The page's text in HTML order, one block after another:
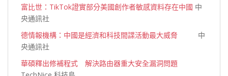
富比世：TikTok證實部分美國創作者敏感資料存在中國 中
央通訊社
德情報機構：中國是經濟和科技間諜活動最大威脅 中
央通訊社
華碩釋出修補程式 解決路由器重大安全漏洞問題